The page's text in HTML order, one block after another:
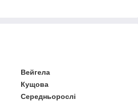
Вейгела
Кущова
Середньорослі